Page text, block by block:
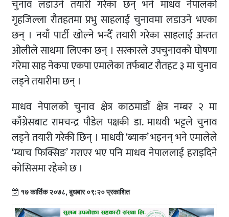
चुनाव लडाउने तयारी गरेका छन् भने माधव नेपालको
गृहजिल्ला रौतहतमा प्रभु साहलाई चुनावमा लडाउने भएका
छन् । नयाँ पार्टी खोल्ने भन्दैँ तयारी गरेका साहलाई अन्तत
ओलीले साथमा लिएका छन् । सरकारले उपचुनावको घोषणा
गरेमा साह नेकपा एकपा एमालेका तर्फबाट रौतहट ३ मा चुनाव
लड्ने तयारीमा छन् ।
माधव नेपालको चुनाव क्षेत्र काठमाडौं क्षेत्र नम्बर २ मा
काँग्रेसबाट रामचन्द्र पौडेल पक्षकी डा. माधवी भट्टले चुनाव
लड्ने तयारी गरेकी छिन् । माधवी ‘ब्याक’ भइनन् भने एमालेले
‘म्याच फिक्सिङ’ गराएर भए पनि माधव नेपाललाई हराइदिने
कोसिसमा रहेको छ ।
१७ कार्तिक २०७८, बुधबार ०९:२० प्रकाशित